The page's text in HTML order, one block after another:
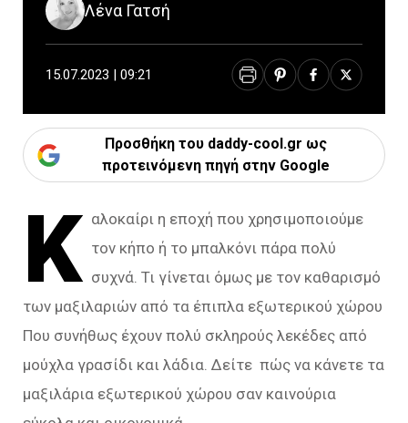
Λένα Γατσή
15.07.2023 | 09:21
Προσθήκη του daddy-cool.gr ως
προτεινόμενη πηγή στην Google
Κ αλοκαίρι η εποχή που χρησιμοποιούμε
τον κήπο ή το μπαλκόνι πάρα πολύ
συχνά. Τι γίνεται όμως με τον καθαρισμό
των μαξιλαριών από τα έπιπλα εξωτερικού χώρου
Που συνήθως έχουν πολύ σκληρούς λεκέδες από
μούχλα γρασίδι και λάδια. Δείτε πώς να κάνετε τα
μαξιλάρια εξωτερικού χώρου σαν καινούρια